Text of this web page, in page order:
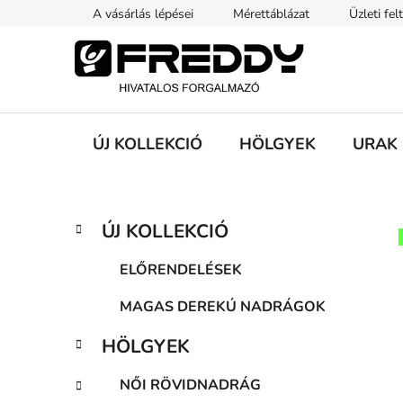
tartalomhoz
A vásárlás lépései Mérettáblázat Üzleti
ÚJ KOLLEKCIÓ HÖLGYEK URAK
O
s
p
Kategóriák
átugrása
K
a
r
á
k
ÚJ KOLLEKCIÓ
ELŐRENDELÉSEK
MAGAS DEREKÚ NADRÁGOK
HÖLGYEK
NŐI RÖVIDNADRÁG